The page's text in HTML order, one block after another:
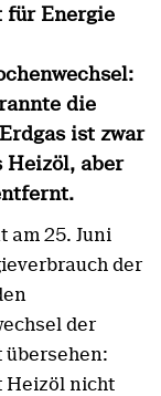
für Energie
die
ist zwar
Heizöl, aber
am 25. Juni
der
der
übersehen:
Heizöl nicht